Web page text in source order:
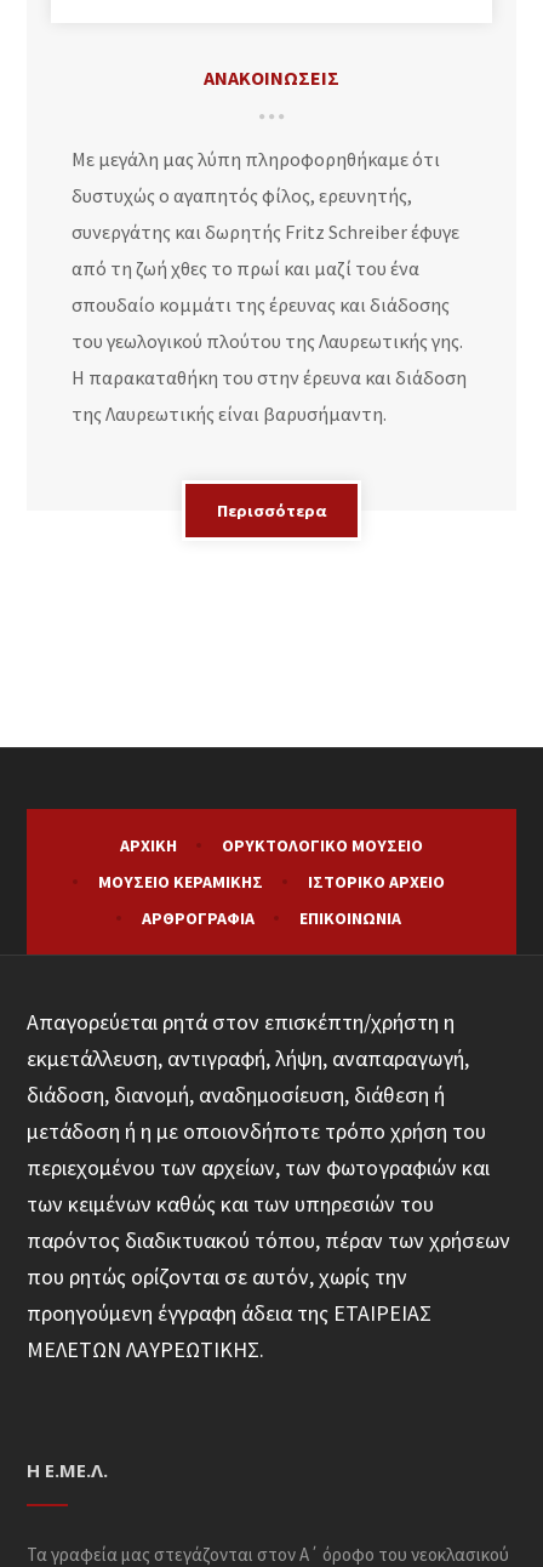
ΑΝΑΚΟΙΝΩΣΕΙΣ
Με μεγάλη μας λύπη πληροφορηθήκαμε ότι
δυστυχώς ο αγαπητός φίλος, ερευνητής,
συνεργάτης και δωρητής Fritz Schreiber έφυγε
από τη ζωή χθες το πρωί και μαζί του ένα
σπουδαίο κομμάτι της έρευνας και διάδοσης
του γεωλογικού πλούτου της Λαυρεωτικής γης.
Η παρακαταθήκη του στην έρευνα και διάδοση
της Λαυρεωτικής είναι βαρυσήμαντη.
Περισσότερα
ΑΡΧΙΚΉ
ΟΡΥΚΤΟΛΟΓΙΚΌ ΜΟΥΣΕΊΟ
ΜΟΥΣΕΊΟ ΚΕΡΑΜΙΚΉΣ
ΙΣΤΟΡΙΚΌ ΑΡΧΕΊΟ
ΑΡΘΡΟΓΡΑΦΊΑ
ΕΠΙΚΟΙΝΩΝΊΑ
Απαγορεύεται ρητά στον επισκέπτη/χρήστη η
εκμετάλλευση, αντιγραφή, λήψη, αναπαραγωγή,
διάδοση, διανομή, αναδημοσίευση, διάθεση ή
μετάδοση ή η με οποιονδήποτε τρόπο χρήση του
περιεχομένου των αρχείων, των φωτογραφιών και
των κειμένων καθώς και των υπηρεσιών του
παρόντος διαδικτυακού τόπου, πέραν των χρήσεων
που ρητώς ορίζονται σε αυτόν, χωρίς την
προηγούμενη έγγραφη άδεια της ΕΤΑΙΡΕΙΑΣ
ΜΕΛΕΤΩΝ ΛΑΥΡΕΩΤΙΚΗΣ.
Η Ε.ΜΕ.Λ.
Τα γραφεία μας στεγάζονται στον Α΄ όροφο του νεοκλασικού